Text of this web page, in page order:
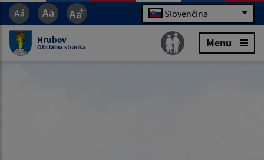
Slovenčina
Hrubov
Oficiálna stránka Menu